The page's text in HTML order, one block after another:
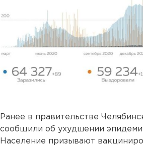
Ранее в правительстве
сообщили об ухудшении
Население призывают